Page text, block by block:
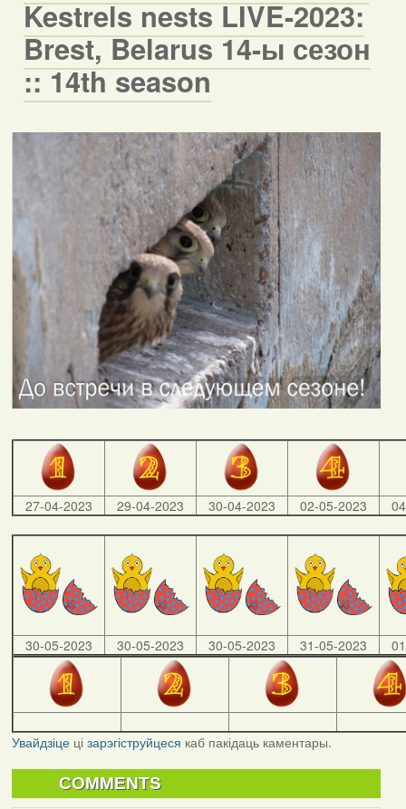
Kestrels nests LIVE-2023:
Brest, Belarus 14-ы сезон
:: 14th season
27-04-2023 29-04-2023 30-04-2023 02-05-2023
30-05-2023 30-05-2023 30-05-2023 31-05-2023
Увайдзіцеці зарэгіструйцеся каб пакідаць каментары.
COMMENTS